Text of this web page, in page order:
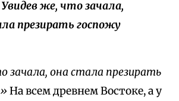
Увидев же, что зачала,
презирать госпожу
зачала, она стала презирать
На всем древнем Востоке, а у